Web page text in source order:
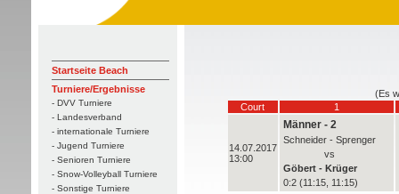
Startseite Beach
Turniere/Ergebnisse
- DVV Turniere
- Landesverband
- internationale Turniere
- Jugend Turniere
- Senioren Turniere
- Snow-Volleyball Turniere
- Sonstige Turniere
(Es
Court
1
14.07.2017
13:00
Männer - 2
Schneider - Sprenger
vs
Göbert - Krüger
0:2 (11:15, 11:15)